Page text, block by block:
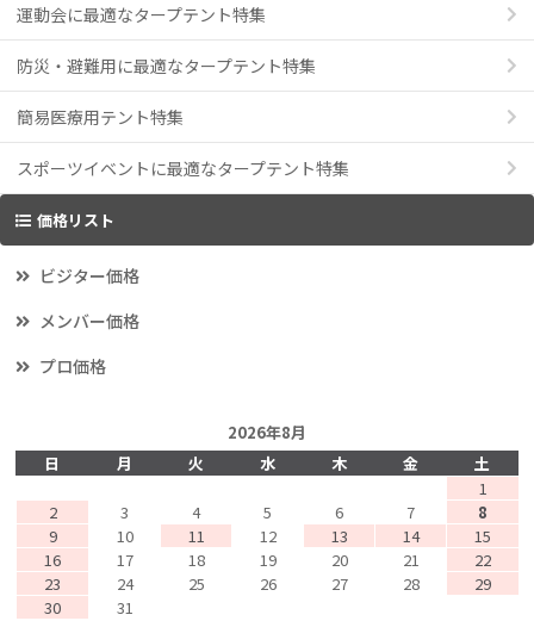
運動会に最適なタープテント特集
防災・避難用に最適なタープテント特集
簡易医療用テント特集
スポーツイベントに最適なタープテント特集
価格リスト
ビジター価格
メンバー価格
プロ価格
2026年8月
日
月 火 水 木 金
土
1
2
3 4 5 6 7
8
9
10 11 12 13 14
15
16
17 18 19 20 21
22
23
24 25 26 27 28
29
30
31